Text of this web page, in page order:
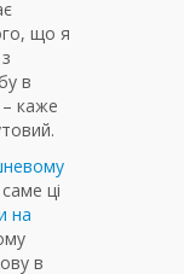
що я
в
– каже
ці
на
в